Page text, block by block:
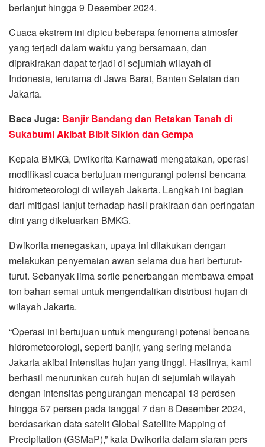
berlanjut hingga 9 Desember 2024.
Cuaca ekstrem ini dipicu beberapa fenomena atmosfer
yang terjadi dalam waktu yang bersamaan, dan
diprakirakan dapat terjadi di sejumlah wilayah di
Indonesia, terutama di Jawa Barat, Banten Selatan dan
Jakarta.
Baca Juga: Banjir Bandang dan Retakan Tanah di
Sukabumi Akibat Bibit Siklon dan Gempa
Kepala BMKG, Dwikorita Karnawati mengatakan, operasi
modifikasi cuaca bertujuan mengurangi potensi bencana
hidrometeorologi di wilayah Jakarta. Langkah ini bagian
dari mitigasi lanjut terhadap hasil prakiraan dan peringatan
dini yang dikeluarkan BMKG.
Dwikorita menegaskan, upaya ini dilakukan dengan
melakukan penyemaian awan selama dua hari berturut-
turut. Sebanyak lima sortie penerbangan membawa empat
ton bahan semai untuk mengendalikan distribusi hujan di
wilayah Jakarta.
“Operasi ini bertujuan untuk mengurangi potensi bencana
hidrometeorologi, seperti banjir, yang sering melanda
Jakarta akibat intensitas hujan yang tinggi. Hasilnya, kami
berhasil menurunkan curah hujan di sejumlah wilayah
dengan intensitas pengurangan mencapai 13 perdsen
hingga 67 persen pada tanggal 7 dan 8 Desember 2024,
berdasarkan data satelit Global Satellite Mapping of
Precipitation (GSMaP),” kata Dwikorita dalam siaran pers